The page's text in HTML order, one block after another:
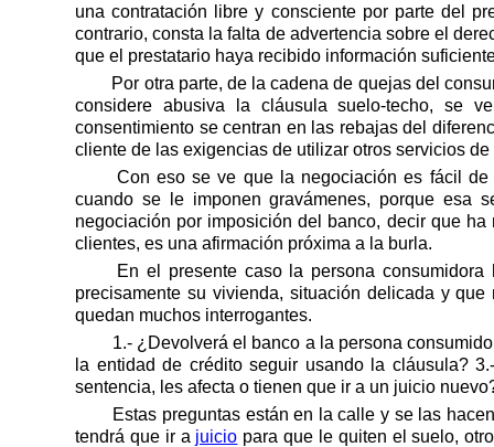
una contratación libre y consciente por parte del
contrario, consta la falta de advertencia sobre el
que el prestatario haya recibido información
Por otra parte, de la cadena de quejas del
considere abusiva la cláusula suelo-techo, se
consentimiento se centran en las rebajas del
cliente de las exigencias de utilizar otros servicios
Con eso se ve que la negociación es fácil
cuando se le imponen gravámenes, porque esa
negociación por imposición del banco, decir que
clientes, es una afirmación próxima a la burla.
En el presente caso la persona
precisamente su vivienda, situación delicada y
quedan muchos interrogantes.
1.- ¿Devolverá el banco a la persona
la entidad de crédito seguir usando la cláusula?
sentencia, les afecta o tienen que ir a un juicio
Estas preguntas están en la calle y se las
tendrá que ir a juicio para que le quiten el suelo,